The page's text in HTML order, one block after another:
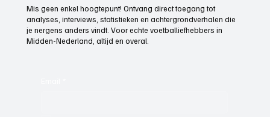
Mis geen enkel hoogtepunt! Ontvang direct toegang tot
analyses, interviews, statistieken en achtergrondverhalen die
je nergens anders vindt. Voor echte voetballiefhebbers in
Midden-Nederland, altijd en overal.